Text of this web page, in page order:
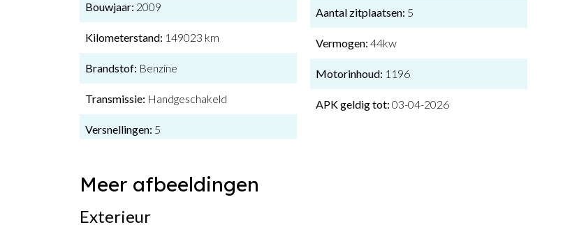
Bouwjaar: 2009
Kilometerstand: 149023 km
Brandstof: Benzine
Transmissie: Handgeschakeld
Versnellingen: 5
Aantal zitplaatsen: 5
Vermogen: 44kw
Motorinhoud: 1196
APK geldig tot: 03-04-2026
Meer afbeeldingen
Exterieur